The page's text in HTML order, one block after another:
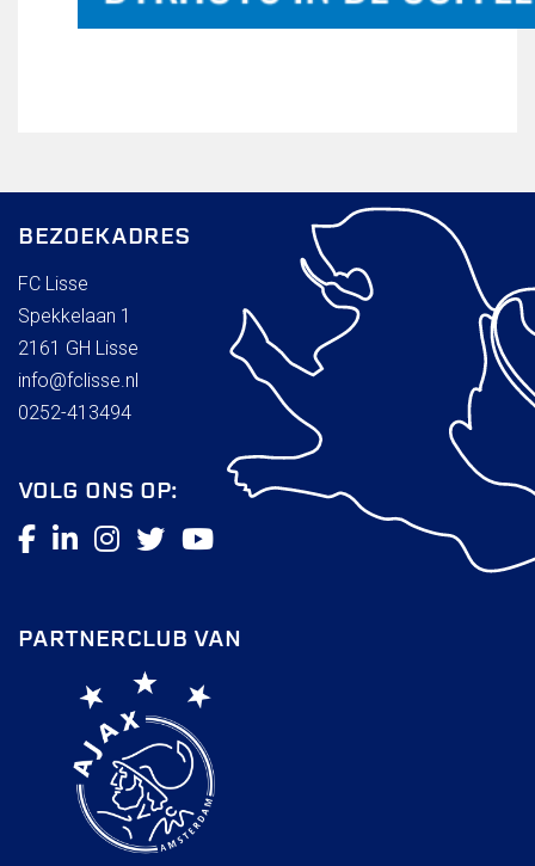
BEZOEKADRES
FC Lisse
Spekkelaan 1
2161 GH Lisse
info@fclisse.nl
0252-413494
VOLG ONS OP:
PARTNERCLUB VAN